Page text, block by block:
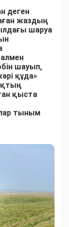
деген
жаздың
шаруа
шауып,
құда»
қыста
тыным